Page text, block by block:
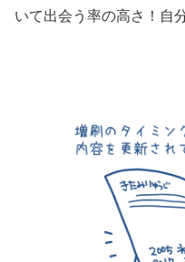
いて出会う率の高さ！自